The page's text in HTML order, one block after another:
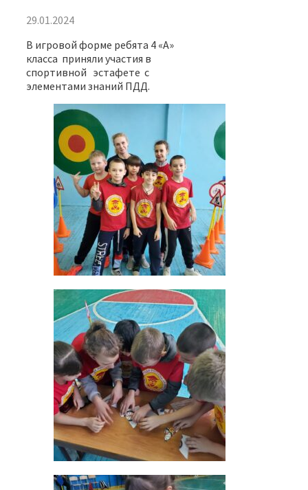
29.01.2024
В игровой форме ребята 4 «А»
класса приняли участия в
спортивной эстафете с
элементами знаний ПДД.